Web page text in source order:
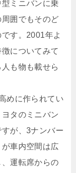
ミニバンに乗
囲でもそのど
す。2001年よ
についてみて
も物も載せら
めに作られてい
タのミニバン
が、3ナンバー
車内空間は広
運転席からの